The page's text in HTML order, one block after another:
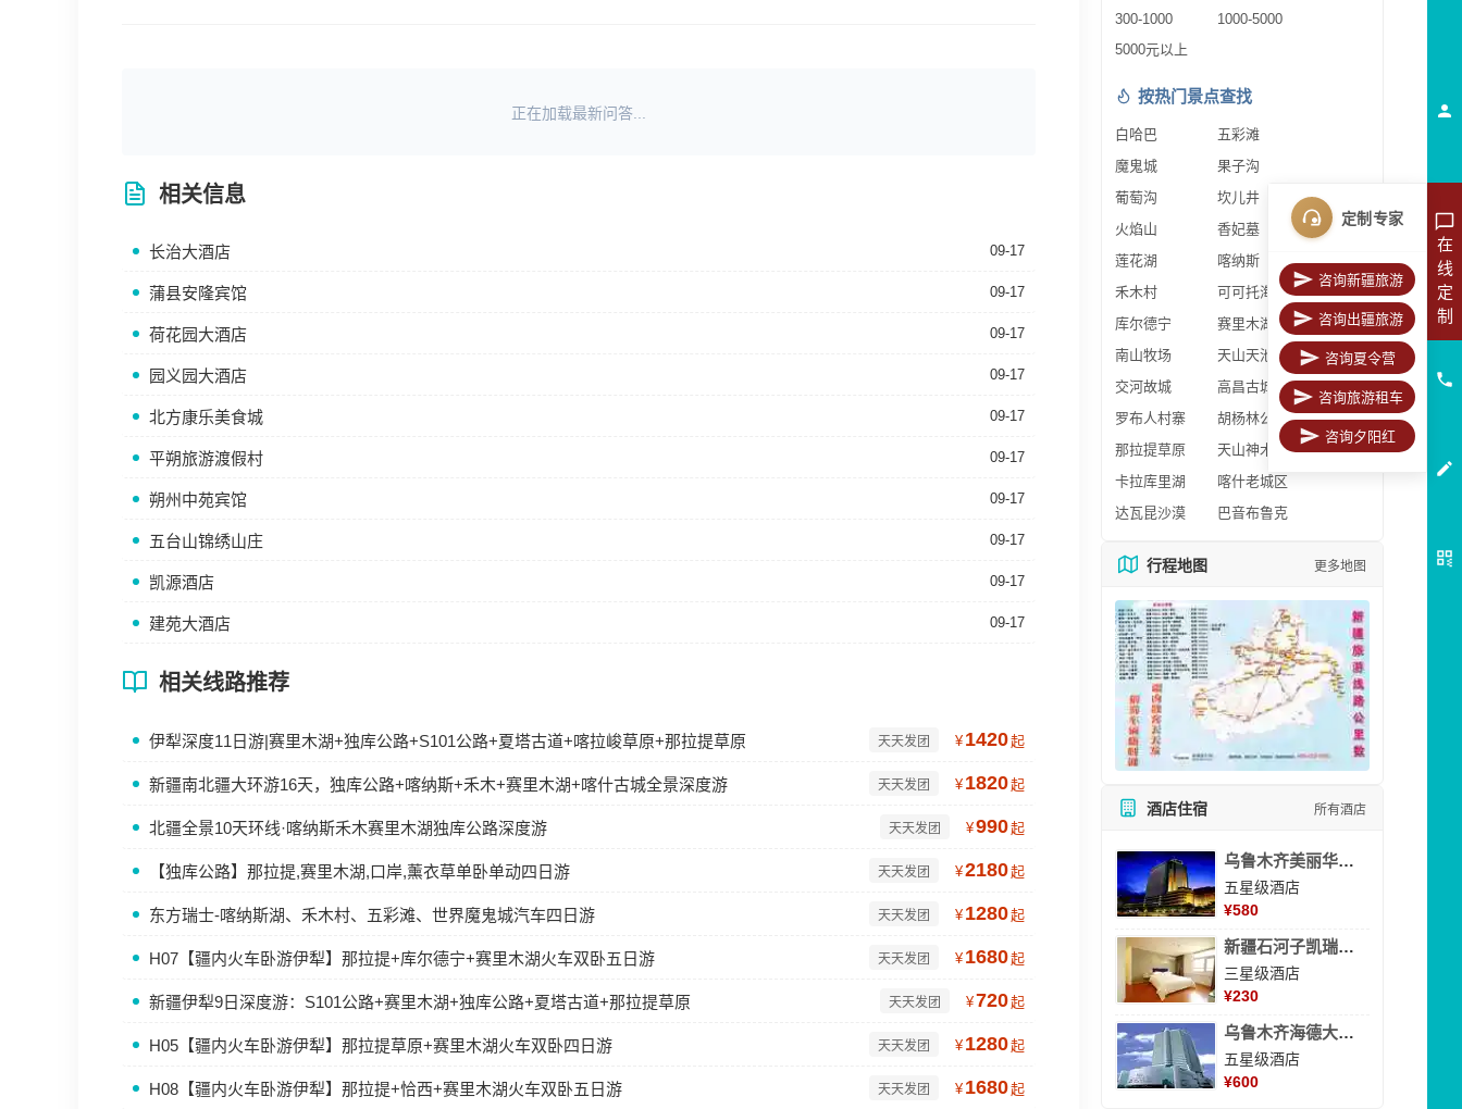
正在加载最新问答...
相关信息
长治大酒店 09-17
蒲县安隆宾馆 09-17
荷花园大酒店 09-17
园义园大酒店 09-17
北方康乐美食城 09-17
平朔旅游渡假村 09-17
朔州中苑宾馆 09-17
五台山锦绣山庄 09-17
凯源酒店 09-17
建苑大酒店 09-17
相关线路推荐
伊犁深度11日游|赛里木湖+独库公路+S101公路+夏塔古道+喀拉峻草原+那拉提草原 天天发团 ¥ 1420起
新疆南北疆大环游16天，独库公路+喀纳斯+禾木+赛里木湖+喀什古城全景深度游 天天发团 ¥ 1820起
北疆全景10天环线·喀纳斯禾木赛里木湖独库公路深度游 天天发团 ¥990起
【独库公路】那拉提,赛里木湖,口岸,薰衣草单卧单动四日游 天天发团 ¥2180起
东方瑞士-喀纳斯湖、禾木村、五彩滩、世界魔鬼城汽车四日游 天天发团 ¥ 1280起
H07【疆内火车卧游伊犁】那拉提+库尔德宁+赛里木湖火车双卧五日游 天天发团 ¥ 1680起
新疆伊犁9日深度游：S101公路+赛里木湖+独库公路+夏塔古道+那拉提草原 天天发团 ¥720起
H05【疆内火车卧游伊犁】那拉提草原+赛里木湖火车双卧四日游 天天发团 ¥ 1280起
H08【疆内火车卧游伊犁】那拉提+恰西+赛里木湖火车双卧五日游 天天发团 ¥ 1680起
300-1000
1000-5000
5000元以上
按热门景点查找
白哈巴
五彩滩
魔鬼城
果子沟
葡萄沟
坎儿井
火焰山
香妃墓
莲花湖
喀纳斯
禾木村
可可托海
库尔德宁
赛里木湖
南山牧场
天山天池
交河故城
高昌古城
罗布人村寨
胡杨林公园
那拉提草原
天山神木园
卡拉库里湖
喀什老城区
达瓦昆沙漠
巴音布鲁克
行程地图 更多地图
酒店住宿 所有酒店
乌鲁木齐美丽华大酒
五星级酒店
¥580
新疆石河子凯瑞酒店
三星级酒店
¥230
乌鲁木齐海德大酒店
五星级酒店
¥600
在
线
定
制
定制专家
咨询新疆旅游
咨询出疆旅游
咨询夏令营
咨询旅游租车
咨询夕阳红